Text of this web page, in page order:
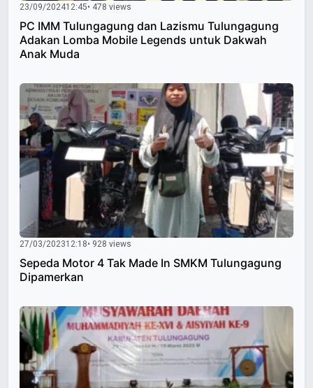
23/09/202412:45• 478 views
PC IMM Tulungagung dan Lazismu Tulungagung
Adakan Lomba Mobile Legends untuk Dakwah
Anak Muda
27/03/202312:18• 928 views
Sepeda Motor 4 Tak Made In SMKM Tulungagung
Dipamerkan